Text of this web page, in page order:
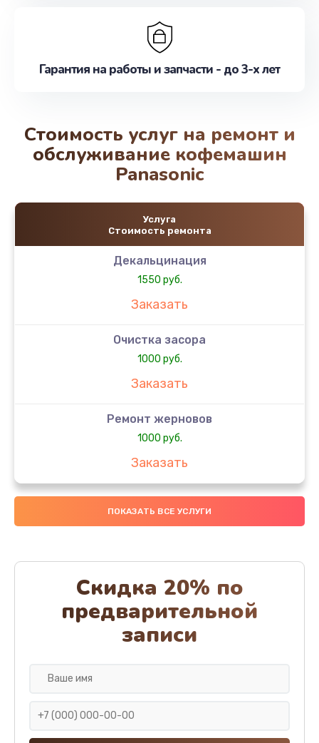
Гарантия на работы и запчасти - до 3-х лет
Стоимость услуг на ремонт и
обслуживание кофемашин
Panasonic
Услуга
Стоимость ремонта
Декальцинация
1550 руб.
Заказать
Очистка засора
1000 руб.
Заказать
Ремонт жерновов
1000 руб.
Заказать
Замена колец
1250 руб.
Замена скобок
1250 руб.
Заказать
Замена панелей
ПОКАЗАТЬ ВСЕ УСЛУГИ
Скидка 20% по
предварительной
записи